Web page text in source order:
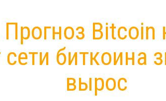
Bitcoin
биткоина
вырос